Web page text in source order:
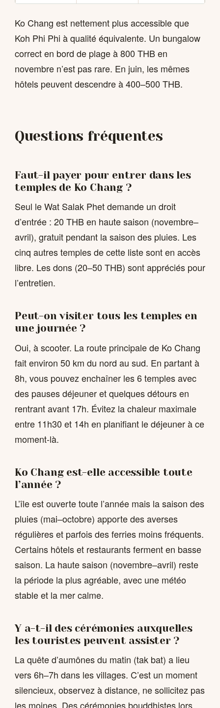
Ko Chang est nettement plus accessible que
Koh Phi Phi à qualité équivalente. Un bungalow
correct en bord de plage à 800 THB en
novembre n’est pas rare. En juin, les mêmes
hôtels peuvent descendre à 400–500 THB.
Questions fréquentes
Faut-il payer pour entrer dans les
temples de Ko Chang ?
Seul le Wat Salak Phet demande un droit
d’entrée : 20 THB en haute saison (novembre–
avril), gratuit pendant la saison des pluies. Les
cinq autres temples de cette liste sont en accès
libre. Les dons (20–50 THB) sont appréciés pour
l’entretien.
Peut-on visiter tous les temples en
une journée ?
Oui, à scooter. La route principale de Ko Chang
fait environ 50 km du nord au sud. En partant à
8h, vous pouvez enchaîner les 6 temples avec
des pauses déjeuner et quelques détours en
rentrant avant 17h. Évitez la chaleur maximale
entre 11h30 et 14h en planifiant le déjeuner à ce
moment-là.
Ko Chang est-elle accessible toute
l’année ?
L’île est ouverte toute l’année mais la saison des
pluies (mai–octobre) apporte des averses
régulières et parfois des ferries moins fréquents.
Certains hôtels et restaurants ferment en basse
saison. La haute saison (novembre–avril) reste
la période la plus agréable, avec une météo
stable et la mer calme.
Y a-t-il des cérémonies auxquelles
les touristes peuvent assister ?
La quête d’aumônes du matin (tak bat) a lieu
vers 6h–7h dans les villages. C’est un moment
silencieux, observez à distance, ne sollicitez pas
les moines. Des cérémonies bouddhistes lors